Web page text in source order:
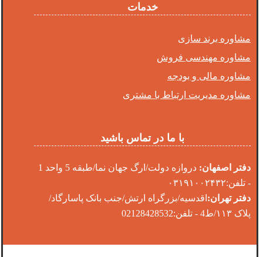
خدمات
مشاوره برند سازی
مشاوره مهندسی فروش
مشاوره مالی و بودجه
مشاوره مدیریت ارتباط با مشتری
با ما در تماس باشید
دفتر اصفهان:
دروازه دولت/ارگ جهان نما/طبقه 5 واحد 1
- تلفن:۰۳۱۹۱۰۰۲۴۳۲
دفتر تهران: اقدسیه/بزرگراه ارتش/جنب بانک پاسارگاد/
پلاک ۱۱۳/ط4 - تلفن:02128428532